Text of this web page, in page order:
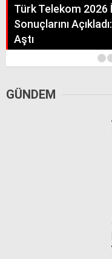
Türk Telekom 2026
Sonuçlarını
Aştı
1
GÜNDEM